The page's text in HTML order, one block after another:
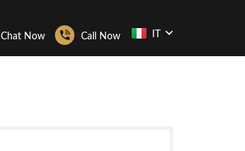
Chat Now Call Now